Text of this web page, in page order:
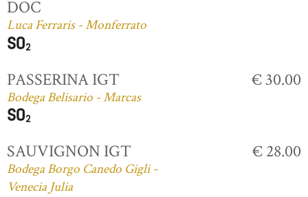
DOC
Luca Ferraris - Monferrato
PASSERINA IGT
Bodega Belisario - Marcas
€ 30.00
SAUVIGNON IGT
Bodega Borgo Canedo Gigli -
Venecia Julia
€ 28.00